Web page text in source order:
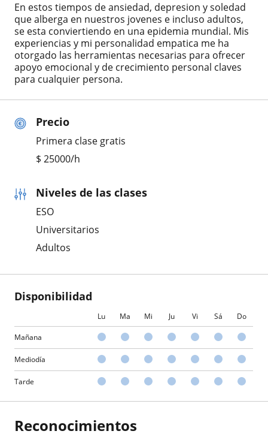
Precio
Primera clase gratis
$ 25000/h
Niveles de las clases
ESO
Universitarios
Adultos
Disponibilidad
Lu Ma Mi Ju Vi Sá Do
Mañana
Mediodía
Tarde
En estos tiempos de ansiedad, depresion y soledad
que alberga en nuestros jovenes e incluso adultos,
se esta conviertiendo en una epidemia mundial. Mis
experiencias y mi personalidad empatica me ha
otorgado las herramientas necesarias para ofrecer
apoyo emocional y de crecimiento personal claves
para cualquier persona.
Reconocimientos